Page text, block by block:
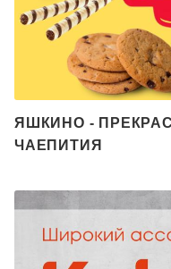
ЯШКИНО -
ЧАЕПИТИЯ